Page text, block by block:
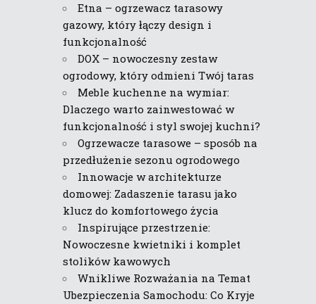
Etna – ogrzewacz tarasowy
gazowy, który łączy design i
funkcjonalność
DOX – nowoczesny zestaw
ogrodowy, który odmieni Twój taras
Meble kuchenne na wymiar:
Dlaczego warto zainwestować w
funkcjonalność i styl swojej kuchni?
Ogrzewacze tarasowe – sposób na
przedłużenie sezonu ogrodowego
Innowacje w architekturze
domowej: Zadaszenie tarasu jako
klucz do komfortowego życia
Inspirujące przestrzenie:
Nowoczesne kwietniki i komplet
stolików kawowych
Wnikliwe Rozważania na Temat
Ubezpieczenia Samochodu: Co Kryje